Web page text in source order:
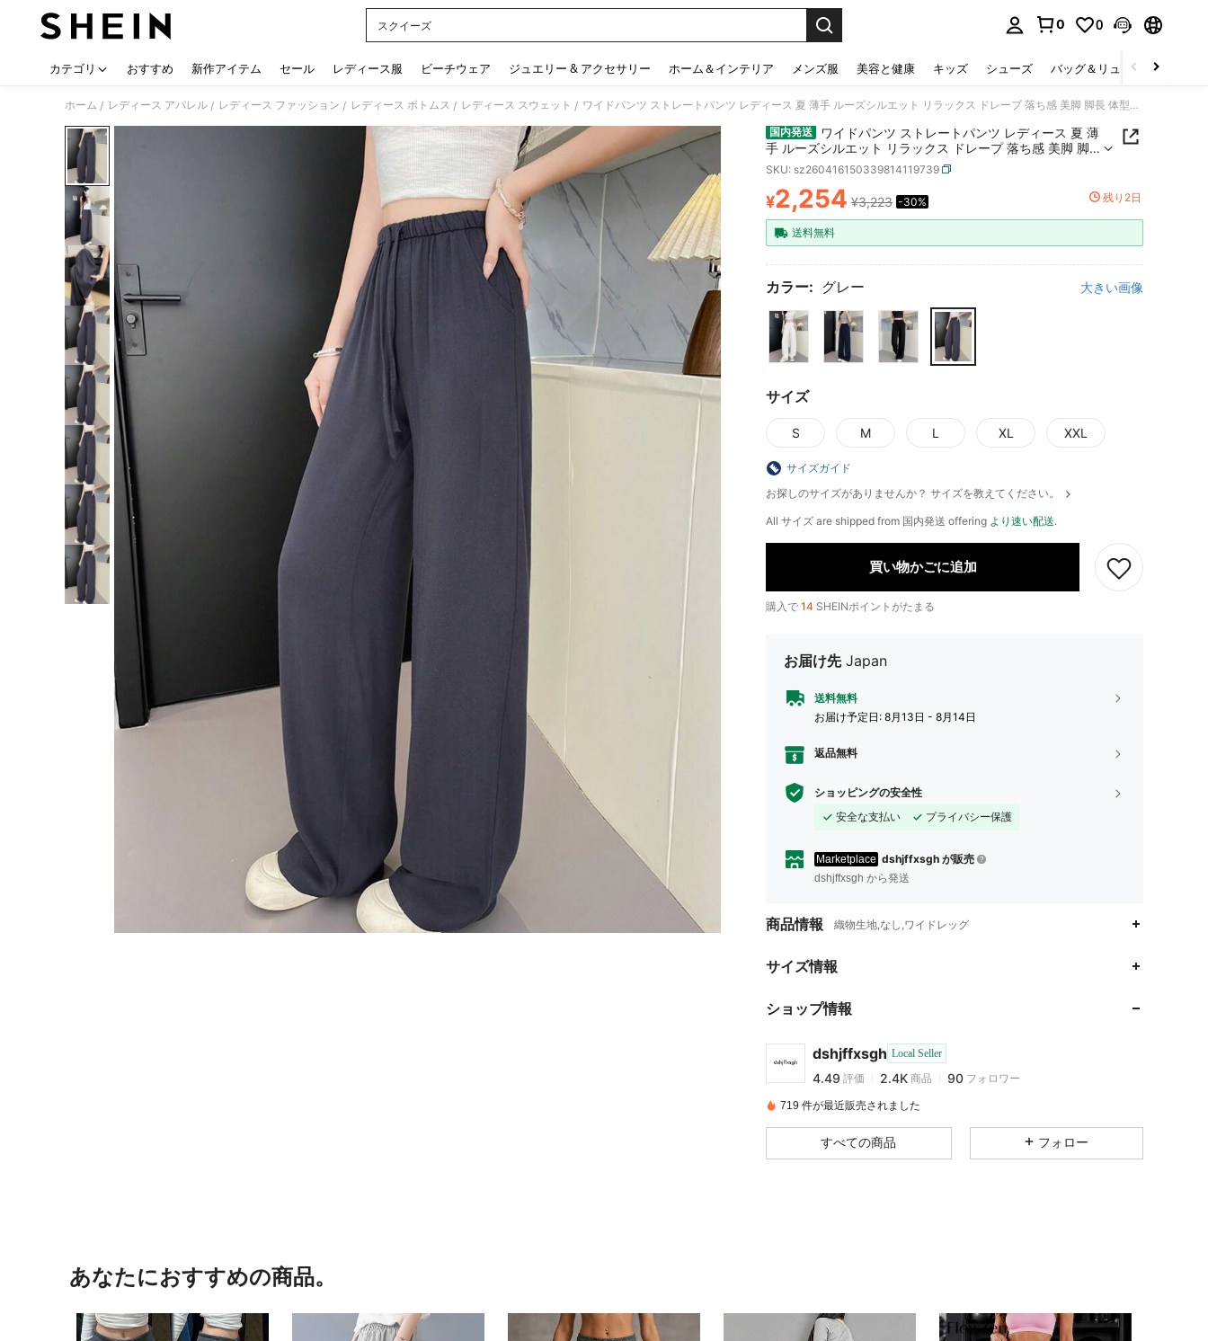
スクイーズ
0 0
カテゴリ おすすめ 新作アイテム セール レディース服 ビーチウェア ジュエリー & アクセサリー ホーム＆インテリア メンズ服 美容と健康 キッズ シューズ バッグ＆リュック
ホーム / レディース アパレル / レディース ファッション / レディース ボトムス / レディース スウェット / ワイドパンツ ストレートパンツ レディース 夏 薄手 ルーズシルエット リラックス ドレープ 落ち感 美脚 脚長 体型カバー ハイウエスト ウエストゴム 楽ちん 通勤 通学 旅行 休日 散歩 カジュアル きれいめ クラシック 上品 日よけ UV対策 さらり 快適 ロングパンツ ナチュラルスタイル シンプル コーデ自在 デイリー 着回し 軽やか シルエット美人
国内発送
ワイドパンツ ストレートパンツ レディース 夏 薄
手 ルーズシルエット リラックス ドレープ 落ち感 美脚 脚
長 体型カバー ハイウエスト ウエストゴム 楽ちん 通勤 通
学 旅行 休日 散歩 カジュアル きれいめ クラシック 上品 日
よけ UV対策 さらり 快適 ロングパンツ ナチュラルスタイ
ル シンプル コーデ自在 デイリー 着回し 軽やか シルエッ
ト美人
SKU: sz260416150339814119739
PRICE AND AVAILABILITY
¥2,254 ¥3,223 -30% 残り2日
送料無料
カラー: グレー 大きい画像
サイズ
S M L XL XXL
サイズガイド
お探しのサイズがありませんか？ サイズを教えてください。
All サイズ are shipped from 国内発送 offering より速い配送.
買い物かごに追加
購入で 14 SHEINポイントがたまる
お届け先 Japan
送料無料
お届け予定日: 8月13日 - 8月14日
返品無料
ショッピングの安全性
安全な支払い
プライバシー保護
Marketplace dshjffxsgh が販売
dshjffxsgh から発送
商品情報 織物生地,なし,ワイドレッグ
サイズ情報
ショップ情報
dshjffxsgh Local Seller
4.49
4.49
4.49
2.4K
4.49 評価 2.4K 商品 90
h***9 が1日前にフォローしました
4.49 2.4K
4.49
2.4K
90
4.49
2.4K
719 件が最近販売されました
すべての商品 フォロー
あなたにおすすめの商品。